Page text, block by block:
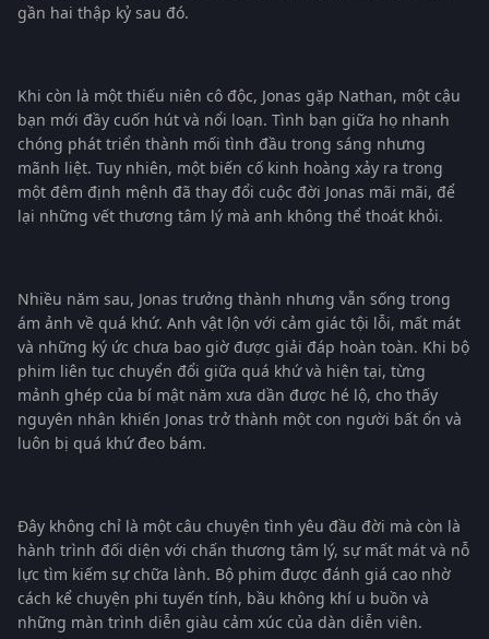
gần hai thập kỷ sau đó.
Khi còn là một thiếu niên cô độc, Jonas gặp Nathan, một cậu
bạn mới đầy cuốn hút và nổi loạn. Tình bạn giữa họ nhanh
chóng phát triển thành mối tình đầu trong sáng nhưng
mãnh liệt. Tuy nhiên, một biến cố kinh hoàng xảy ra trong
một đêm định mệnh đã thay đổi cuộc đời Jonas mãi mãi, để
lại những vết thương tâm lý mà anh không thể thoát khỏi.
Nhiều năm sau, Jonas trưởng thành nhưng vẫn sống trong
ám ảnh về quá khứ. Anh vật lộn với cảm giác tội lỗi, mất mát
và những ký ức chưa bao giờ được giải đáp hoàn toàn. Khi bộ
phim liên tục chuyển đổi giữa quá khứ và hiện tại, từng
mảnh ghép của bí mật năm xưa dần được hé lộ, cho thấy
nguyên nhân khiến Jonas trở thành một con người bất ổn và
luôn bị quá khứ đeo bám.
Đây không chỉ là một câu chuyện tình yêu đầu đời mà còn là
hành trình đối diện với chấn thương tâm lý, sự mất mát và nỗ
lực tìm kiếm sự chữa lành. Bộ phim được đánh giá cao nhờ
cách kể chuyện phi tuyến tính, bầu không khí u buồn và
những màn trình diễn giàu cảm xúc của dàn diễn viên.